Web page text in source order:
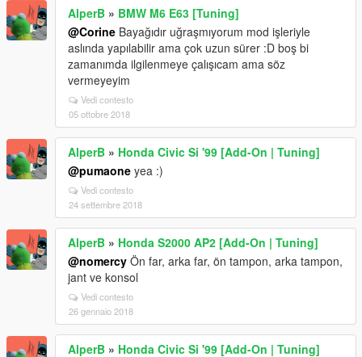
AlperB » BMW M6 E63 [Tuning]
@Corine Bayağıdır uğraşmıyorum mod işleriyle
aslında yapılabilir ama çok uzun sürer :D boş bi
zamanımda ilgilenmeye çalışıcam ama söz
vermeyeyim
Vedi contesto
05 ottobre 2018
AlperB » Honda Civic Si '99 [Add-On | Tuning]
@pumaone yea :)
Vedi contesto
24 settembre 2018
AlperB » Honda S2000 AP2 [Add-On | Tuning]
@nomercy Ön far, arka far, ön tampon, arka tampon,
jant ve konsol
Vedi contesto
26 gennaio 2018
AlperB » Honda Civic Si '99 [Add-On | Tuning]